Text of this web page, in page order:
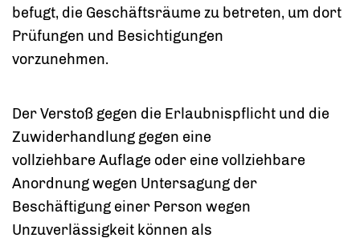
befugt, die Geschäftsräume zu betreten, um dort
Prüfungen und Besichtigungen
vorzunehmen.
Der Verstoß gegen die Erlaubnispflicht und die
Zuwiderhandlung gegen eine
vollziehbare Auflage oder eine vollziehbare
Anordnung wegen Untersagung der
Beschäftigung einer Person wegen
Unzuverlässigkeit können als